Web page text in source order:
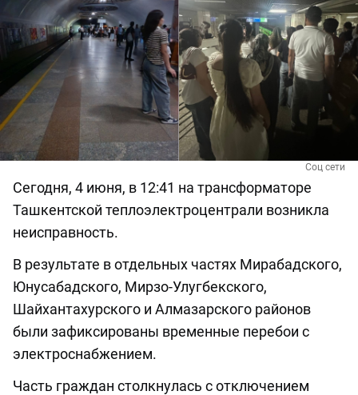
Соц сети
Сегодня, 4 июня, в 12:41 на трансформаторе
Ташкентской теплоэлектроцентрали возникла
неисправность.
В результате в отдельных частях Мирабадского,
Юнусабадского, Мирзо-Улугбекского,
Шайхантахурского и Алмазарского районов
были зафиксированы временные перебои с
электроснабжением.
Часть граждан столкнулась с отключением